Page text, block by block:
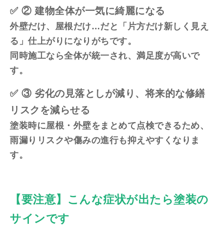
✅ ② 建物全体が一気に綺麗になる
外壁だけ、屋根だけ…だと「片方だけ新しく見え
る」仕上がりになりがちです。
同時施工なら全体が統一され、満足度が高いで
す。
✅ ③ 劣化の見落としが減り、将来的な修繕
リスクを減らせる
塗装時に屋根・外壁をまとめて点検できるため、
雨漏りリスクや傷みの進行も抑えやすくなりま
す。
【要注意】こんな症状が出たら塗装の
サインです